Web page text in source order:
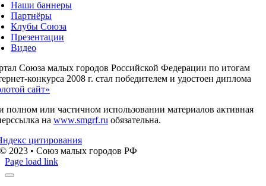
Наши баннеры
Партнёры
Клубы Союза
Презентации
Видео
Союза малых городов Российской Федерации по итогам
конкурса 2008 г. стал победителем и удостоен диплома
сайт»
полном или частичном использовании материалов активная
на www.smgrf.ru обязательна.
© 2023 • Союз малых городов РФ
Page load link